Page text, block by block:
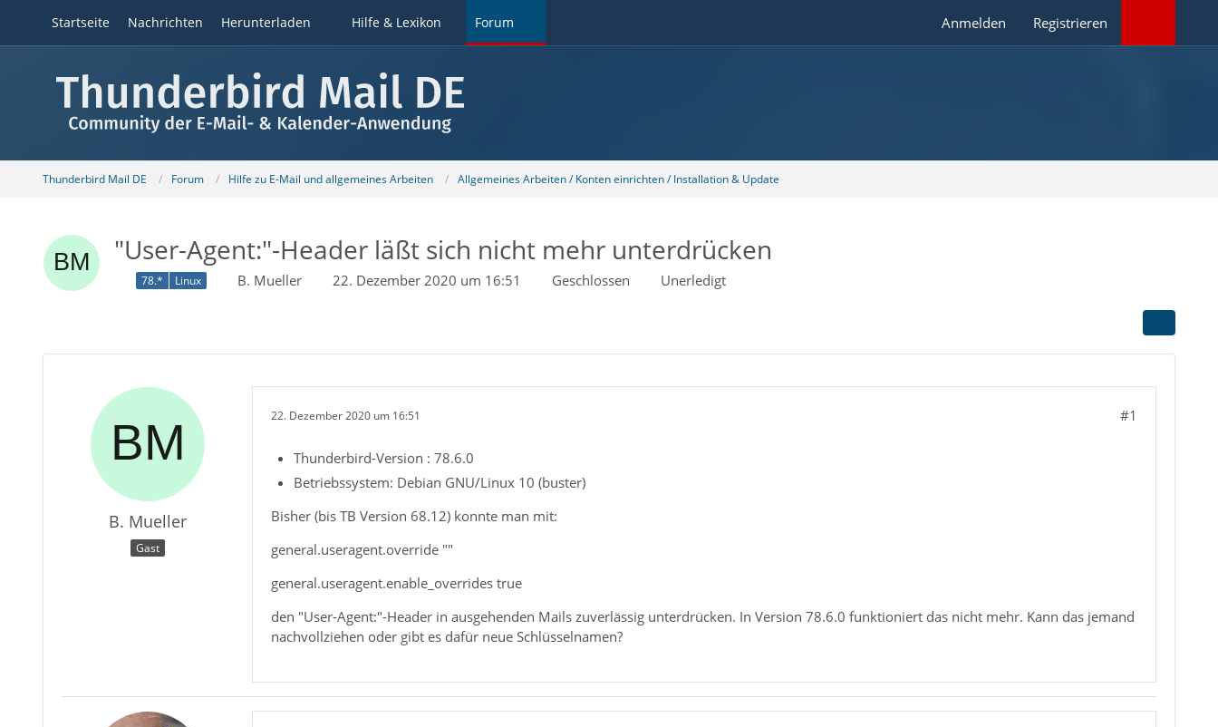
Startseite Nachrichten Herunterladen Hilfe & Lexikon Forum Anmelden Registrieren
Thunderbird Mail DE Forum Hilfe zu E-Mail und allgemeines Arbeiten Allgemeines Arbeiten / Konten einrichten / Installation & Update
"User-Agent:"-Header läßt sich nicht mehr unterdrücken
78.* Linux B. Mueller 22. Dezember 2020 um 16:51 Geschlossen Unerledigt
B. Mueller
Gast
22. Dezember 2020 um 16:51 #1
Thunderbird-Version : 78.6.0
Betriebssystem: Debian GNU/Linux 10 (buster)
Bisher (bis TB Version 68.12) konnte man mit:
general.useragent.override ""
general.useragent.enable_overrides true
den "User-Agent:"-Header in ausgehenden Mails zuverlässig unterdrücken. In Version 78.6.0 funktioniert das nicht mehr. Kann das jemand
nachvollziehen oder gibt es dafür neue Schlüsselnamen?